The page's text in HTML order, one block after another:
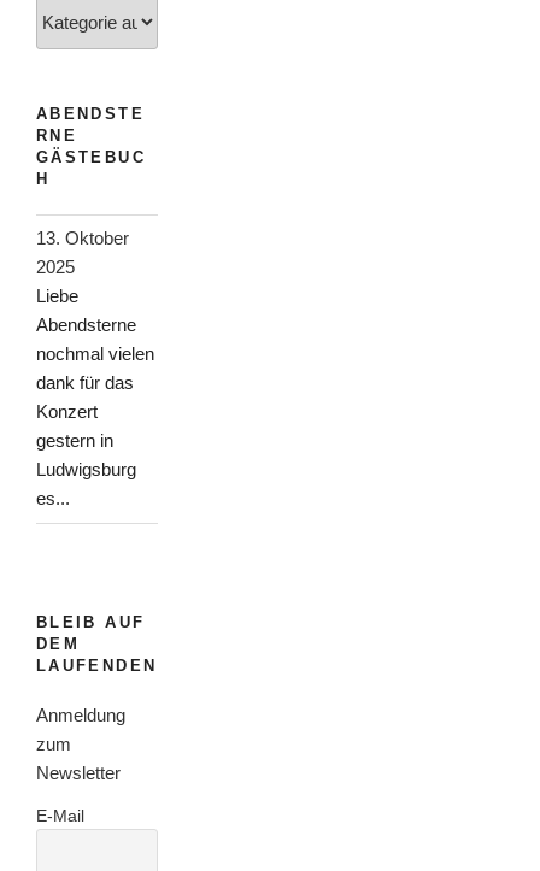
ABENDSTE
RNE
GÄSTEBUC
H
13. Oktober
2025
Liebe
Abendsterne
nochmal vielen
dank für das
Konzert
gestern in
Ludwigsburg
es...
BLEIB AUF
DEM
LAUFENDEN
Anmeldung
zum
Newsletter
E-Mail